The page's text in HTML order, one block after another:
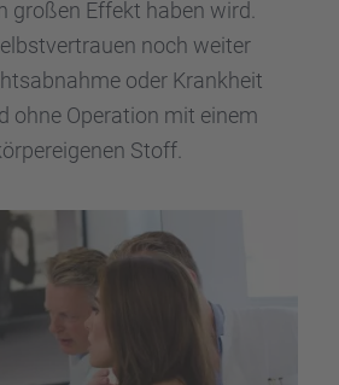
großen Effekt haben wird.
noch weiter
oder Krank­heit
ohne Opera­tion mit einem
Stoff.